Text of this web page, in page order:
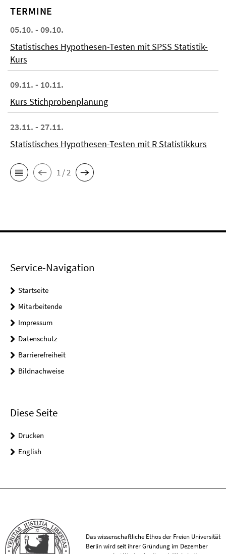
TERMINE
05.10. - 09.10.
Statistisches Hypothesen-Testen mit SPSS Statistik-
Kurs
09.11. - 10.11.
Kurs Stichprobenplanung
23.11. - 27.11.
Statistisches Hypothesen-Testen mit R Statistikkurs
1 / 2
Service-Navigation
Startseite
Mitarbeitende
Impressum
Datenschutz
Barrierefreiheit
Bildnachweise
Diese Seite
Drucken
English
Das wissenschaftliche Ethos der Freien Universität
Berlin wird seit ihrer Gründung im Dezember